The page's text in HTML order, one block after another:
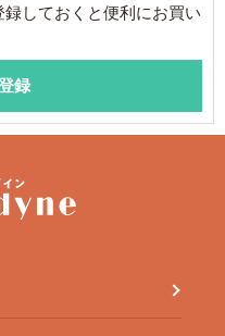
しておくと便利にお買い